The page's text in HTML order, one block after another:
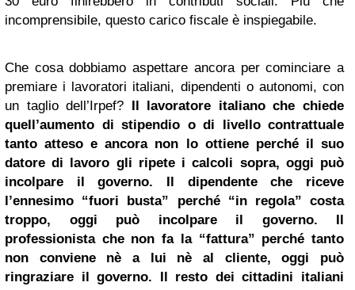
incomprensibile, questo carico fiscale è inspiegabile.
Che cosa dobbiamo aspettare ancora per cominciare a
premiare i lavoratori italiani, dipendenti o autonomi, con
un taglio dell’Irpef? Il lavoratore italiano che chiede
quell’aumento di stipendio o di livello contrattuale
tanto atteso e ancora non lo ottiene perché il suo
datore di lavoro gli ripete i calcoli sopra, oggi può
incolpare il governo. Il dipendente che riceve
l’ennesimo “fuori busta” perché “in regola” costa
troppo, oggi può incolpare il governo. Il
professionista che non fa la “fattura” perché tanto
non conviene nè a lui nè al cliente, oggi può
ringraziare il governo. Il resto dei cittadini italiani